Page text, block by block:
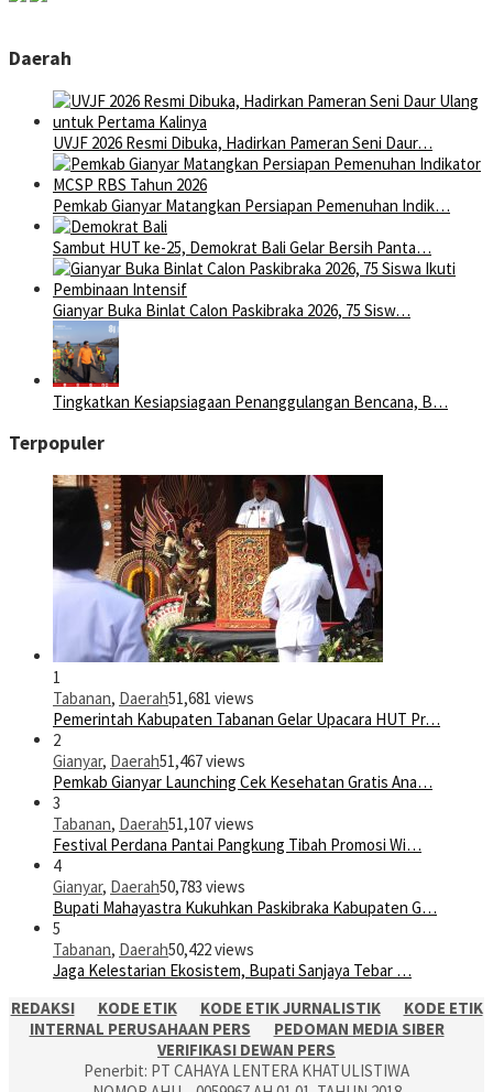
Daerah
UVJF 2026 Resmi Dibuka, Hadirkan Pameran Seni Daur…
Pemkab Gianyar Matangkan Persiapan Pemenuhan Indik…
Sambut HUT ke-25, Demokrat Bali Gelar Bersih Panta…
Gianyar Buka Binlat Calon Paskibraka 2026, 75 Sisw…
Tingkatkan Kesiapsiagaan Penanggulangan Bencana, B…
Terpopuler
1
Tabanan, Daerah51,681 views
Pemerintah Kabupaten Tabanan Gelar Upacara HUT Pr…
2
Gianyar, Daerah51,467 views
Pemkab Gianyar Launching Cek Kesehatan Gratis Ana…
3
Tabanan, Daerah51,107 views
Festival Perdana Pantai Pangkung Tibah Promosi Wi…
4
Gianyar, Daerah50,783 views
Bupati Mahayastra Kukuhkan Paskibraka Kabupaten G…
5
Tabanan, Daerah50,422 views
Jaga Kelestarian Ekosistem, Bupati Sanjaya Tebar …
REDAKSI
KODE ETIK KODE ETIK JURNALISTIK
KODE ETIK
INTERNAL PERUSAHAAN PERS
PEDOMAN MEDIA SIBER
VERIFIKASI DEWAN PERS
Penerbit: PT CAHAYA LENTERA KHATULISTIWA